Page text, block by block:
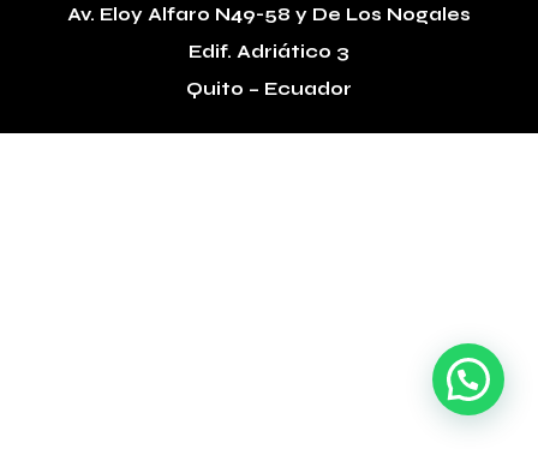
Av. Eloy Alfaro N49-58 y De Los Nogales
Edif. Adriático 3
Quito – Ecuador